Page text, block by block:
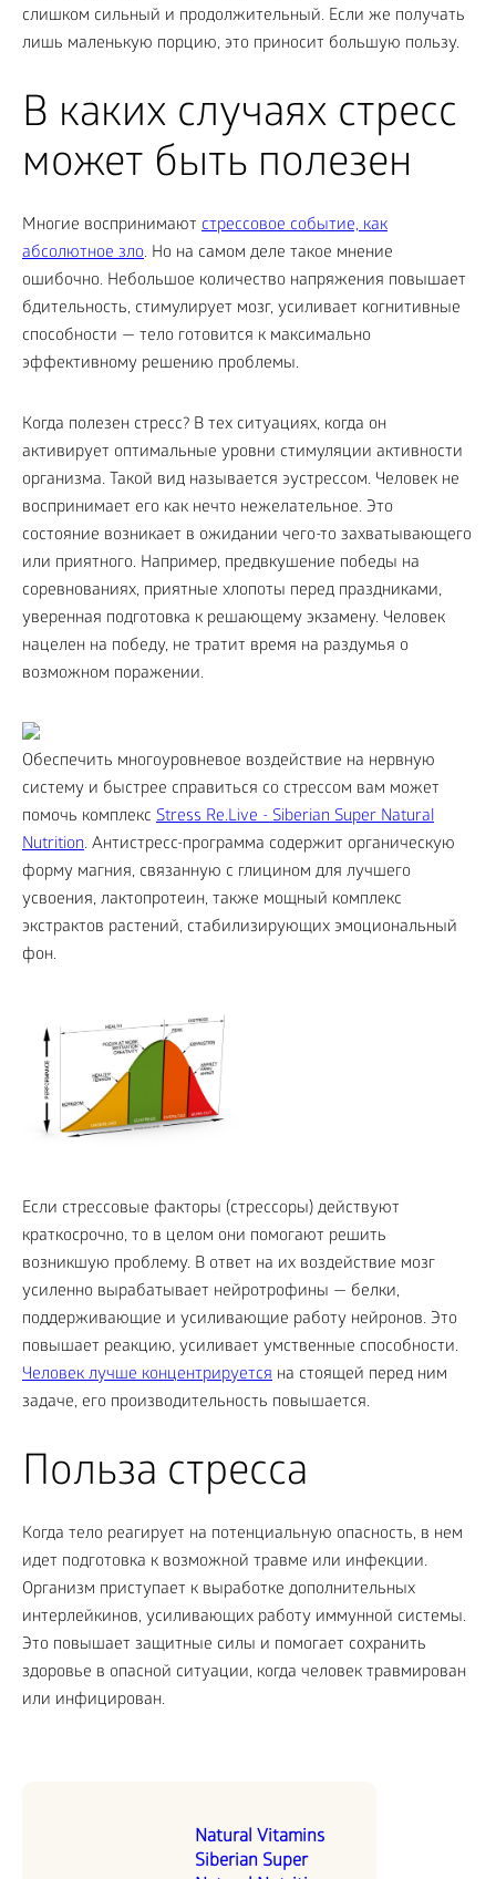
слишком сильный и продолжительный. Если же получать
лишь маленькую порцию, это приносит большую пользу.
В каких случаях стресс
может быть полезен
Многие воспринимают стрессовое событие, как
абсолютное зло. Но на самом деле такое мнение
ошибочно. Небольшое количество напряжения повышает
бдительность, стимулирует мозг, усиливает когнитивные
способности — тело готовится к максимально
эффективному решению проблемы.
Когда полезен стресс? В тех ситуациях, когда он
активирует оптимальные уровни стимуляции активности
организма. Такой вид называется эустрессом. Человек не
воспринимает его как нечто нежелательное. Это
состояние возникает в ожидании чего-то захватывающего
или приятного. Например, предвкушение победы на
соревнованиях, приятные хлопоты перед праздниками,
уверенная подготовка к решающему экзамену. Человек
нацелен на победу, не тратит время на раздумья о
возможном поражении.
Обеспечить многоуровневое воздействие на нервную
систему и быстрее справиться со стрессом вам может
помочь комплекс Stress Re.Live - Siberian Super Natural
Nutrition. Антистресс-программа содержит органическую
форму магния, связанную с глицином для лучшего
усвоения, лактопротеин, также мощный комплекс
экстрактов растений, стабилизирующих эмоциональный
фон.
Если стрессовые факторы (стрессоры) действуют
краткосрочно, то в целом они помогают решить
возникшую проблему. В ответ на их воздействие мозг
усиленно вырабатывает нейротрофины — белки,
поддерживающие и усиливающие работу нейронов. Это
повышает реакцию, усиливает умственные способности.
Человек лучше концентрируется на стоящей перед ним
задаче, его производительность повышается.
Польза стресса
Когда тело реагирует на потенциальную опасность, в нем
идет подготовка к возможной травме или инфекции.
Организм приступает к выработке дополнительных
интерлейкинов, усиливающих работу иммунной системы.
Это повышает защитные силы и помогает сохранить
здоровье в опасной ситуации, когда человек травмирован
или инфицирован.
Natural Vitamins
Siberian Super